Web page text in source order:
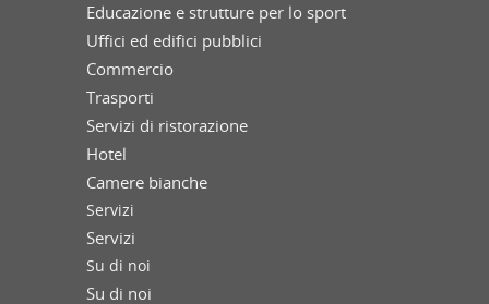
Educazione e strutture per lo sport
Uffici ed edifici pubblici
Commercio
Trasporti
Servizi di ristorazione
Hotel
Camere bianche
Servizi
Servizi
Su di noi
Su di noi